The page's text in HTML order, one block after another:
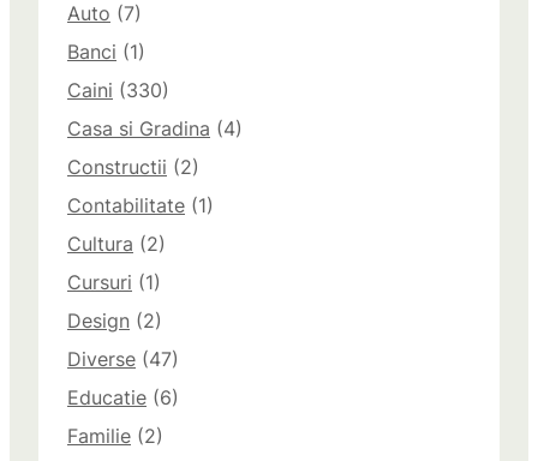
Auto (7)
Banci (1)
Caini (330)
Casa si Gradina (4)
Constructii (2)
Contabilitate (1)
Cultura (2)
Cursuri (1)
Design (2)
Diverse (47)
Educatie (6)
Familie (2)